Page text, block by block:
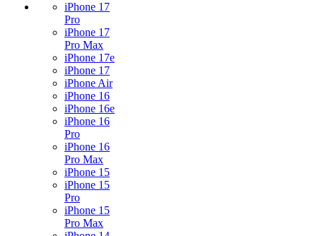
iPhone 17
Pro
iPhone 17
Pro Max
iPhone 17e
iPhone 17
iPhone Air
iPhone 16
iPhone 16e
iPhone 16
Pro
iPhone 16
Pro Max
iPhone 15
iPhone 15
Pro
iPhone 15
Pro Max